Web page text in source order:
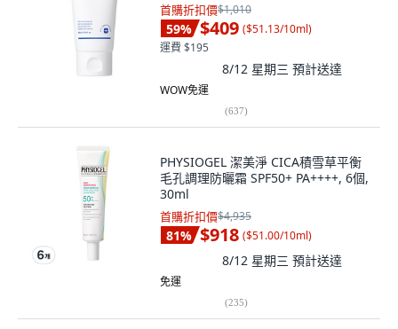
首購折扣價$1,010
59% $409 ($51.13/10ml)
運費 $195
8/12 星期三 預計送達
WOW免運
(637)
PHYSIOGEL 潔美淨 CICA積雪草平衡
毛孔調理防曬霜 SPF50+ PA++++, 6個,
30ml
首購折扣價$4,935
81% $918 ($51.00/10ml)
8/12 星期三 預計送達
免運
(235)